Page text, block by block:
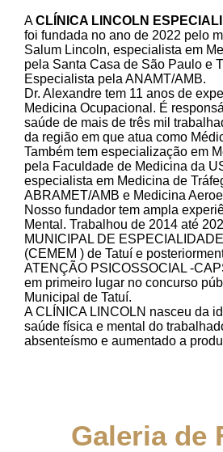
ACLÍNICA LINCOLN
foi fundada no ano de 2022 pelo
Salum Lincoln, especialista em
pela Santa Casa de São Paulo e
Especialista pela ANAMT/AMB.
Dr. Alexandre tem 11 anos de
Medicina Ocupacional. É
saúde de mais de três mil
da região em que atua como
Também tem especialização em
pela Faculdade de Medicina da
especialista em Medicina de
ABRAMET/AMB e Medicina
Nosso fundador tem ampla
Mental. Trabalhou de 2014 até
MUNICIPAL DE
(CEMEM ) de Tatuí e
ATENÇÃO PSICOSSOCIAL -
em primeiro lugar no concurso
Municipal de Tatuí.
A CLÍNICA LINCOLN nasceu da
saúde física e mental do
absenteísmo e aumentado a
Galeria de